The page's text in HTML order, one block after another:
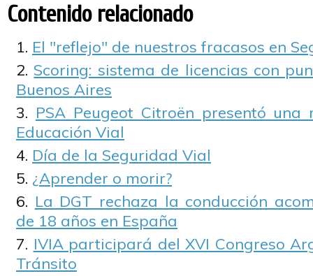
Contenido relacionado
El "reflejo" de nuestros fracasos en
Scoring: sistema de licencias con
Buenos Aires
PSA Peugeot Citroën presentó
Educación Vial
Día de la Seguridad Vial
¿Aprender o morir?
La DGT rechaza la conducción
de 18 años en España
IVIA participará del XVI Congreso
Tránsito